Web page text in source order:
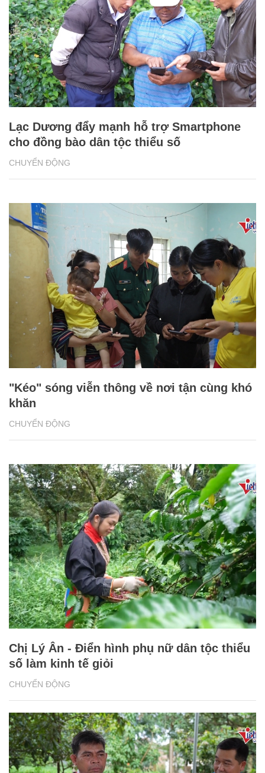
CHUYỂN ĐỘNG
Lạc Dương đẩy mạnh hỗ trợ Smartphone
cho đồng bào dân tộc thiểu số
CHUYỂN ĐỘNG
"Kéo" sóng viễn thông về nơi tận cùng khó
khăn
CHUYỂN ĐỘNG
Chị Lý Ân - Điển hình phụ nữ dân tộc thiểu
số làm kinh tế giỏi